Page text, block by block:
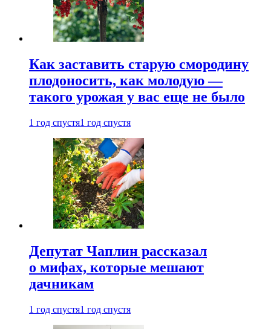
Как заставить старую смородину
плодоносить, как молодую —
такого урожая у вас еще не было
1 год спустя1 год спустя
Депутат Чаплин рассказал
о мифах, которые мешают
дачникам
1 год спустя1 год спустя